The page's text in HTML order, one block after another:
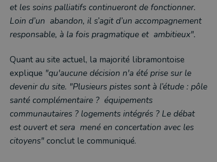
et les soins palliatifs continueront de fonctionner.
Loin d’un abandon, il s’agit d’un accompagnement
responsable, à la fois pragmatique et ambitieux".
Quant au site actuel, la majorité libramontoise
explique "qu'aucune décision n'a été prise sur le
devenir du site. "Plusieurs pistes sont à l’étude : pôle
santé complémentaire ? équipements
communautaires ? logements intégrés ? Le débat
est ouvert et sera mené en concertation avec les
citoyens" conclut le communiqué.